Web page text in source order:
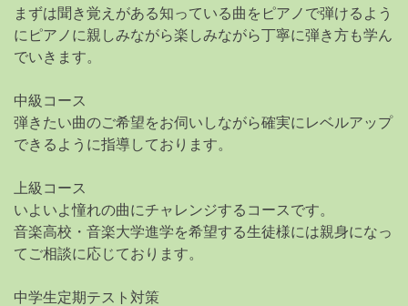
まずは聞き覚えがある知っている曲をピアノで弾けるよう
にピアノに親しみながら楽しみながら丁寧に弾き方も学ん
でいきます。
中級コース
弾きたい曲のご希望をお伺いしながら確実にレベルアップ
できるように指導しております。
上級コース
いよいよ憧れの曲にチャレンジするコースです。
音楽高校・音楽大学進学を希望する生徒様には親身になっ
てご相談に応じております。
中学生定期テスト対策